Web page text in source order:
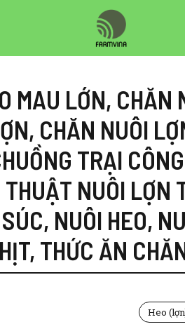
MAU LỚN, CHĂN
, CHĂN NUÔI
TRẠI
THUẬT NUÔI LỢN
, NUÔI HEO,
, THỨC ĂN
Heo